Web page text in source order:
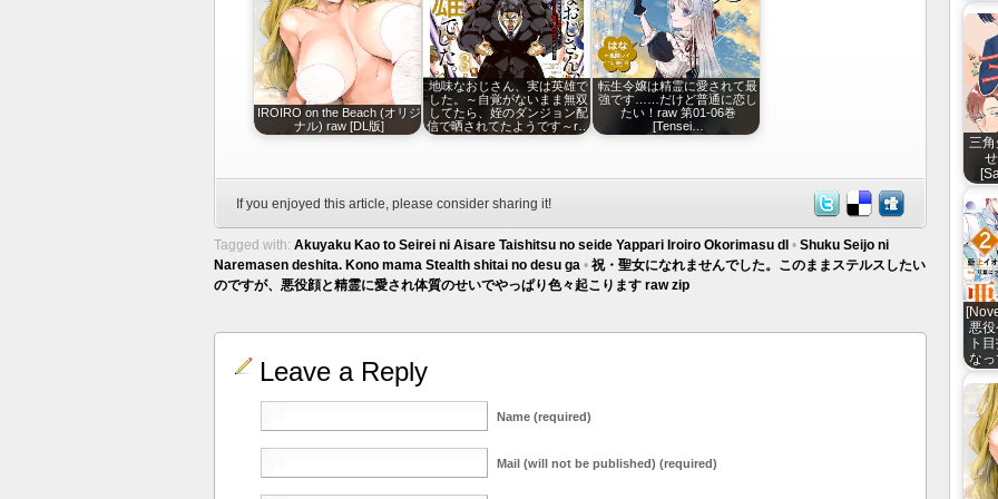
IROIRO on the Beach (オリジ
ナル) raw [DL版]
地味なおじさん、実は英雄で
した。～自覚がないまま無双
してたら、姪のダンジョン配
信で晒されてたようです～r…
転生令嬢は精霊に愛されて最
強です……だけど普通に恋し
たい！raw 第01-06巻
[Tensei…
If you enjoyed this article, please consider sharing it!
Tagged with: Akuyaku Kao to Seirei ni Aisare Taishitsu no seide Yappari Iroiro Okorimasu dl • Shuku Seijo ni
Naremasen deshita. Kono mama Stealth shitai no desu ga • 祝・聖女になれませんでした。このままステルスしたい
のですが、悪役顔と精霊に愛され体質のせいでやっぱり色々起こります raw zip
Leave a Reply
Name (required)
Mail (will not be published) (required)
三
悪
ト
な